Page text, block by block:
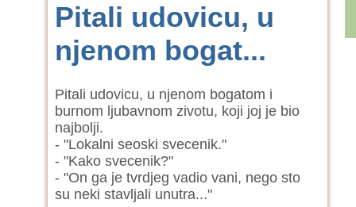
Pitali udovicu, u
njenom bogat...
Pitali udovicu, u njenom bogatom i
burnom ljubavnom zivotu, koji joj je bio
najbolji.
- "Lokalni seoski svecenik."
- "Kako svecenik?"
- "On ga je tvrdjeg vadio vani, nego sto
su neki stavljali unutra..."